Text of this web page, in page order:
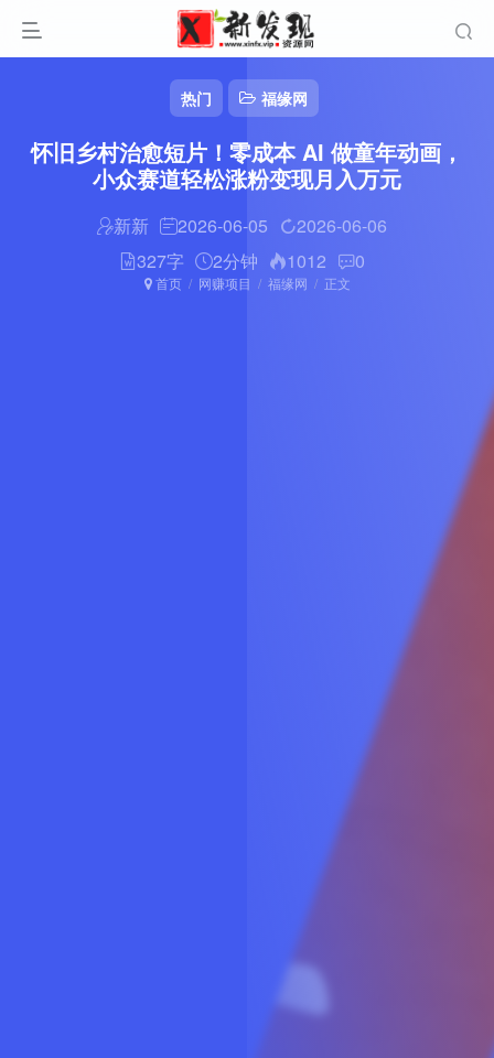
热门 福缘网
怀旧乡村治愈短片！零成本 AI 做童年动画，
小众赛道轻松涨粉变现月入万元
新新 2026-06-05
2026-06-06
327字
2分钟 1012 0
首页 网赚项目 福缘网 正文